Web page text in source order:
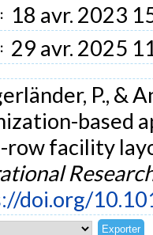
18 avr. 2023
29 avr. 2025
P., &
based
row facility
doi.org/